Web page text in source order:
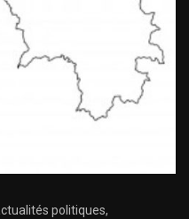
politiques,